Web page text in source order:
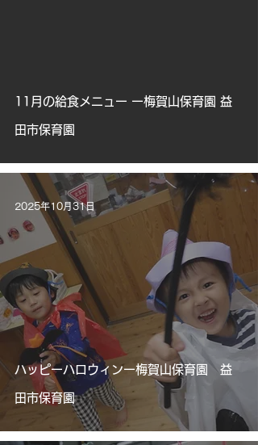
11月の給食メニュー ー梅賀山保育園 益
田市保育園
ハッピーハロウィンー梅賀山保育園 益
田市保育園
2025年10月31日